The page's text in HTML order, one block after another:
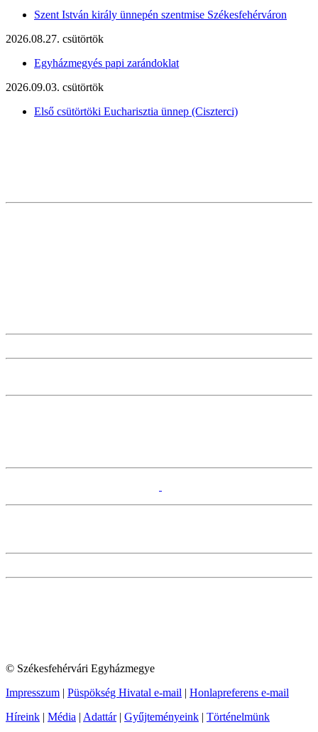
Szent István király ünnepén szentmise Székesfehérváron
2026.08.27. csütörtök
Egyházmegyés papi zarándoklat
2026.09.03. csütörtök
Első csütörtöki Eucharisztia ünnep (Ciszterci)
© Székesfehérvári Egyházmegye
Impresszum | Püspökség Hivatal e-mail | Honlapreferens e-mail
Híreink | Média | Adattár| Gyűjteményeink | Történelmünk